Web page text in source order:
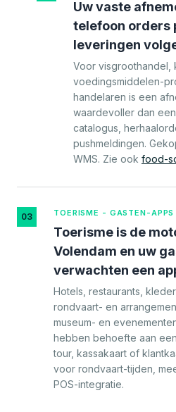
Uw vaste
telefoon orders
leveringen
Voor visgroothandel,
voedingsmiddelen-
handelaren is een
waardevoller dan
catalogus,
pushmeldingen.
WMS. Zie ook food-
03 TOERISME - GASTEN-APPS
Toerisme is de
Volendam en uw
verwachten een
Hotels, restaurants,
rondvaart- en
museum- en
hebben behoefte aan
tour, kassakaart of
voor rondvaart-tijden,
POS-integratie.